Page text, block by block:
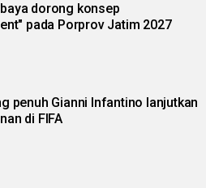
dorong konsep
pada Porprov Jatim 2027
penuh Gianni Infantino lanjutkan
di FIFA